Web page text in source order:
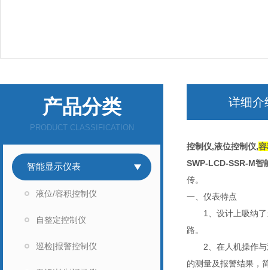
产品分类
PRODUCT CLASSIFICATION
智能显示仪表
液位/容积控制仪
自整定控制仪
巡检|报警控制仪
详细介
控制仪,液位控制仪,
SWP-LCD-SSR-M智
传。
一、仪表特点
1、设计上吸纳了
路。
2、在人机操作与
的测量及报警结果，